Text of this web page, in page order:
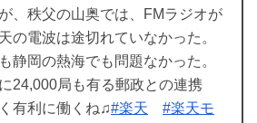
、秩父の山奥では、FMラジオが
の電波は途切れていなかった。
静岡の熱海でも問題なかった。
24,000局も有る郵政との連携
有利に働くね♫#楽天
#楽天モ